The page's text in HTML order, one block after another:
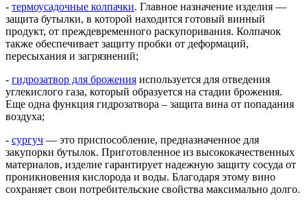
- термоусадочные колпачки. Главное назначение изделия —
защита бутылки, в которой находится готовый винный
продукт, от преждевременного раскупоривания. Колпачок
также обеспечивает защиту пробки от деформаций,
пересыхания и загрязнений;
- гидрозатвор для брожения используется для отведения
углекислого газа, который образуется на стадии брожения.
Еще одна функция гидрозатвора – защита вина от попадания
воздуха;
- сургуч — это приспособление, предназначенное для
закупорки бутылок. Приготовленное из высококачественных
материалов, изделие гарантирует надежную защиту сосуда от
проникновения кислорода и воды. Благодаря этому вино
сохраняет свои потребительские свойства максимально долго.